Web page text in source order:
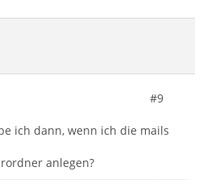
#9
ich dann, wenn ich die mails
anlegen?